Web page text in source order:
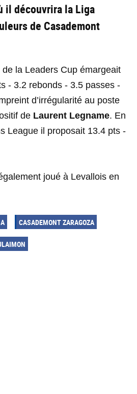
il découvrira la Liga
de Casademont
la Leaders Cup émargeait
- 3.2 rebonds - 3.5 passes -
d’irrégularité au poste
de Laurent Legname. En
League il proposait 13.4 pts -
joué à Levallois en
CASADEMONT ZARAGOZA